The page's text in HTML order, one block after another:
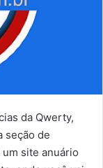
da Qwerty,
seção de
site anuário